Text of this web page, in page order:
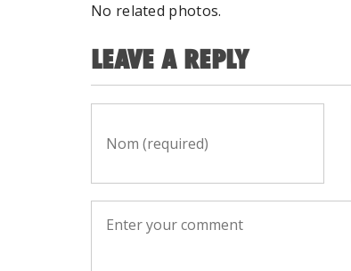
No related photos.
LEAVE A REPLY